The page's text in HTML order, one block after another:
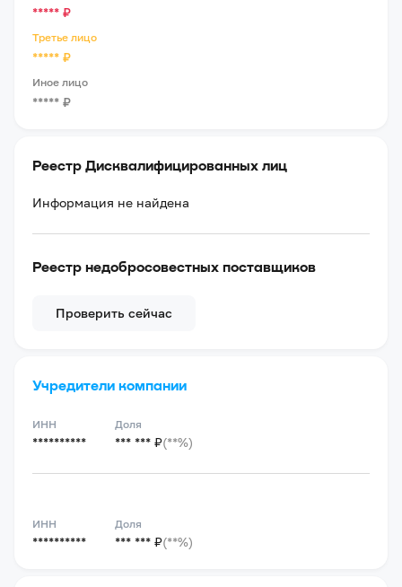
***** ₽
Третье лицо
***** ₽
Иное лицо
***** ₽
Реестр Дисквалифицированных лиц
Информация не найдена
Реестр недобросовестных поставщиков
Проверить сейчас
Учредители компании
ИНН
**********
Доля
*** *** ₽(**%)
ИНН
**********
Доля
*** *** ₽(**%)